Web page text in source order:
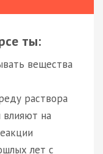
ты:
вещества
раствора
на
лет с